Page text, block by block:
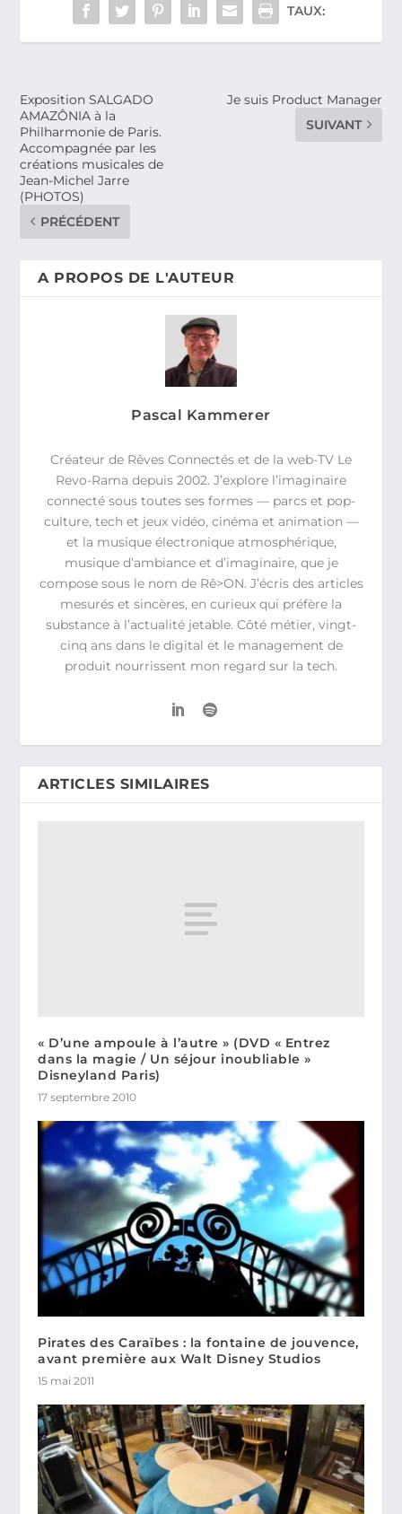
TAUX:
Exposition SALGADO
AMAZÔNIA à la
Philharmonie de Paris.
Accompagnée par les
créations musicales de
Jean-Michel Jarre
(PHOTOS)
PRÉCÉDENT
Je suis Product Manager
SUIVANT
A PROPOS DE L'AUTEUR
Pascal Kammerer
Créateur de Rêves Connectés et de la web-TV Le
Revo-Rama depuis 2002. J’explore l’imaginaire
connecté sous toutes ses formes — parcs et pop-
culture, tech et jeux vidéo, cinéma et animation —
et la musique électronique atmosphérique,
musique d’ambiance et d’imaginaire, que je
compose sous le nom de Rê>ON. J’écris des articles
mesurés et sincères, en curieux qui préfère la
substance à l’actualité jetable. Côté métier, vingt-
cinq ans dans le digital et le management de
produit nourrissent mon regard sur la tech.
ARTICLES SIMILAIRES
« D’une ampoule à l’autre » (DVD « Entrez
dans la magie / Un séjour inoubliable »
Disneyland Paris)
17 septembre 2010
Pirates des Caraïbes : la fontaine de jouvence,
avant première aux Walt Disney Studios
15 mai 2011